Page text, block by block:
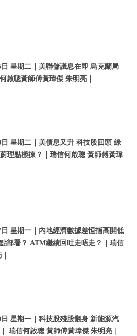
日 星期二｜美聯儲議息在即 烏克蘭局
啟聰黃師傅黃瑋傑 朱明亮｜
日 星期二｜美債息又升 科技股回頭 綠
理點樣揀？｜瑞信何啟聰 黃師傅黃瑋
日 星期一｜內地經濟數據差恒指高開低
部署？ ATM繼續回吐走唔走？｜瑞信
日 星期一｜科技股殘股翻身 新能源汽
瑞信何啟聰 黃師傅黃瑋傑 朱明亮｜